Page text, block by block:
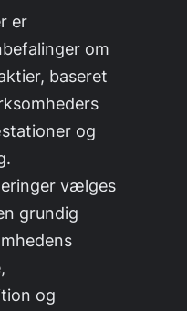
er
om
baseret
og
vælges
grundig
og